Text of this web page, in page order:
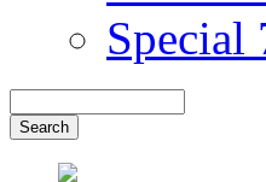
Special